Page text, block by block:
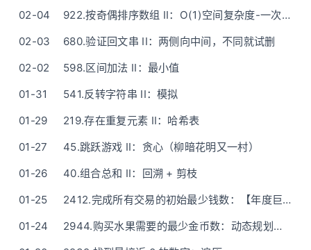
02-04
922.按奇偶排序数组 II：O(1)空间复杂度-一次遍历双指针
02-03
680.验证回文串 II：两侧向中间，不同就试删
02-02
598.区间加法 II：最小值
01-31
541.反转字符串 II：模拟
01-29
219.存在重复元素 II：哈希表
01-27
45.跳跃游戏 II：贪心（柳暗花明又一村）
01-26
40.组合总和 II：回溯 + 剪枝
01-25
2412.完成所有交易的初始最少钱数：【年度巨献】举例说明(讲明白)，由难至简(手脚不乱)，附Python一行版
01-24
2944.购买水果需要的最少金币数：动态规划（O(n^2)复杂度，非最优算法）